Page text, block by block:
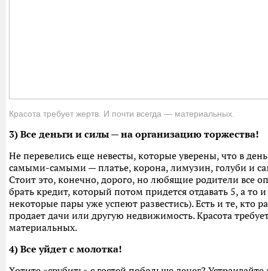
Красота требует жертв. И почти всегда — материальных.
3) Все деньги и силы — на организацию торжества!
Не перевелись еще невесты, которые уверены, что в
самыми-самыми — платье, корона, лимузин, голуби и
Стоит это, конечно, дорого, но любящие родители все
брать кредит, который потом придется отдавать 5, а то
некоторые пары уже успеют развестись). Есть и те, кто
продает дачи или другую недвижимость. Красота
материальных.
4) Все уйдет с молотка!